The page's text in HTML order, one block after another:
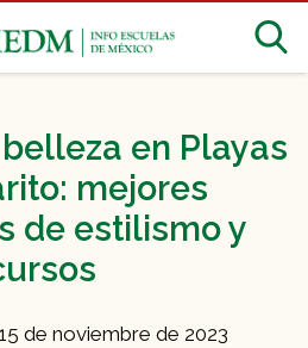
en Playas
mejores
de estilismo y
de noviembre de 2023